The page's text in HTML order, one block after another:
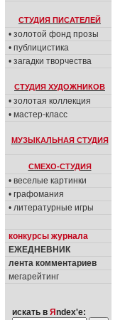
СТУДИЯ ПИСАТЕЛЕЙ
• золотой фонд прозы
• публицистика
• загадки творчества
СТУДИЯ ХУДОЖНИКОВ
• золотая коллекция
• мастер-класс
МУЗЫКАЛЬНАЯ СТУДИЯ
СМЕХО-СТУДИЯ
• веселые картинки
• графомания
• литературные игры
конкурсы журнала
ЕЖЕДНЕВНИК
лента комментариев
мегарейтинг
искать в Я ndex'е: